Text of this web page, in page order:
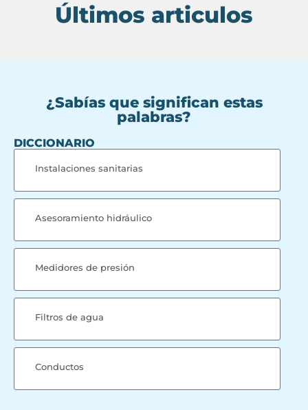
Últimos articulos
¿Sabías que significan estas
palabras?
DICCIONARIO
Instalaciones sanitarias
Asesoramiento hidráulico
Medidores de presión
Filtros de agua
Conductos